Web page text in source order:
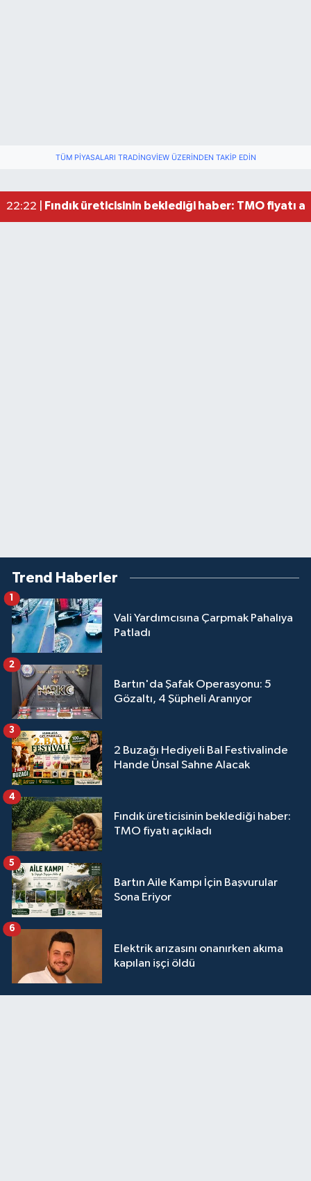
TÜM PIYASALARI TRADINGVIEW ÜZERINDEN TAKIP EDIN
22:22 |
Fındık üreticisinin beklediği haber: TMO fiyatı
Trend Haberler
Vali Yardımcısına Çarpmak Pahalıya
Patladı
1
Bartın'da Şafak Operasyonu: 5
Gözaltı, 4 Şüpheli Aranıyor
2
2 Buzağı Hediyeli Bal Festivalinde
Hande Ünsal Sahne Alacak
3
Fındık üreticisinin beklediği haber:
TMO fiyatı açıkladı
4
Bartın Aile Kampı İçin Başvurular
Sona Eriyor
5
Elektrik arızasını onanırken akıma
kapılan işçi öldü
6